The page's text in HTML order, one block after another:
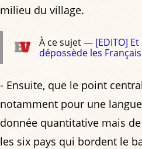
milieu du village.
À ce sujet — [EDITO]
dépossède les
- Ensuite, que le point
notamment pour une
donnée quantitative mais
les six pays qui bordent le